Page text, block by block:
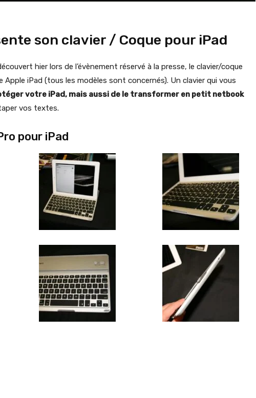
son clavier / Coque pour iPad
hier lors de l’évènement réservé à la presse, le clavier/coque
iPad (tous les modèles sont concernés). Un clavier qui vous
votre iPad, mais aussi de le transformer en petit netbook
vos textes.
pour iPad